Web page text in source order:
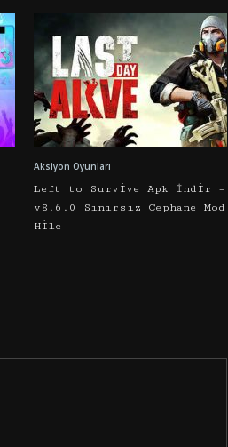
Aksiyon Oyunları
Left to Survive Apk İndir –
v8.6.0 Sınırsız Cephane Mod
Hile